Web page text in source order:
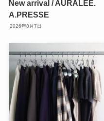
New arrival / AURALEE.
A.PRESSE
2026年8月7日